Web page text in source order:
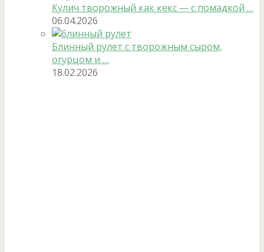
Кулич творожный как кекс — с помадкой …
06.04.2026
Блинный рулет с творожным сыром,
огурцом и …
18.02.2026